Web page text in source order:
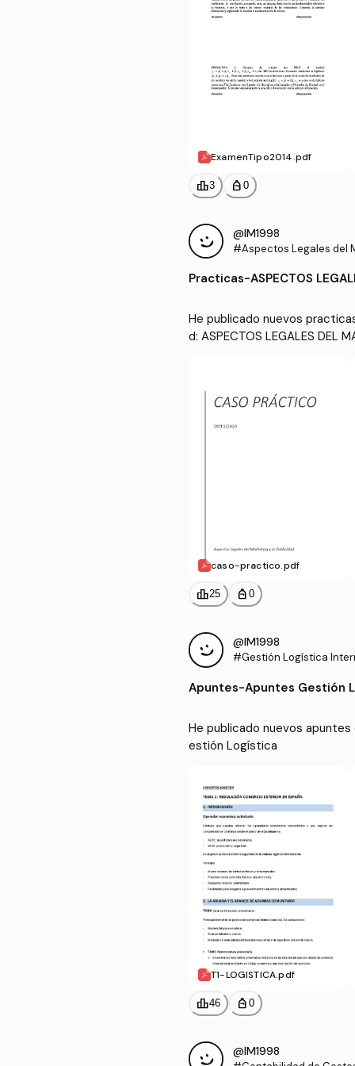
ExamenTipo2014.pdf
leaderboard3 personal_bag 0
@IM1998
#Aspectos Legales del
Practicas-ASPECTOS
He publicado nuevos
d: ASPECTOS LEGALES DEL
caso-practico.pdf
leaderboard25 personal_bag 0
@IM1998
#Gestión Logística
Apuntes-Apuntes Gestión
He publicado nuevos
T1-LOGISTICA.pdf
leaderboard46 personal_bag 0
@IM1998